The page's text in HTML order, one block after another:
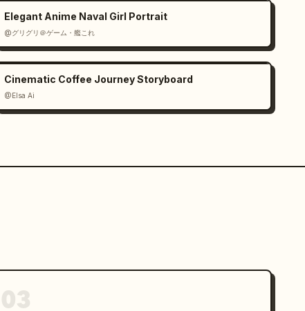
Elegant Anime Naval Girl Portrait
@グリグリ＠ゲーム・艦これ
Cinematic Coffee Journey Storyboard
@Elsa Ai